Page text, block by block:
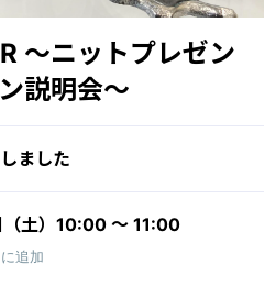
〜ニットプレゼン
説明会〜
ました
土）10:00 〜 11:00
追加